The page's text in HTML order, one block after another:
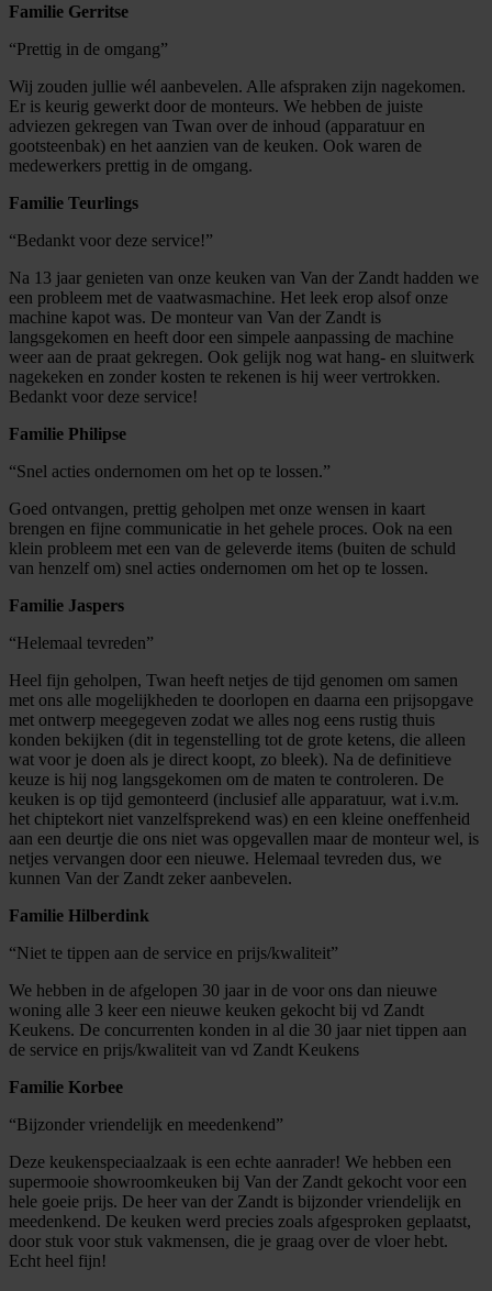
Familie Gerritse
“Prettig in de omgang”
Wij zouden jullie wél aanbevelen. Alle afspraken zijn nagekomen.
Er is keurig gewerkt door de monteurs. We hebben de juiste
adviezen gekregen van Twan over de inhoud (apparatuur en
gootsteenbak) en het aanzien van de keuken. Ook waren de
medewerkers prettig in de omgang.
Familie Teurlings
“Bedankt voor deze service!”
Na 13 jaar genieten van onze keuken van Van der Zandt hadden we
een probleem met de vaatwasmachine. Het leek erop alsof onze
machine kapot was. De monteur van Van der Zandt is
langsgekomen en heeft door een simpele aanpassing de machine
weer aan de praat gekregen. Ook gelijk nog wat hang- en sluitwerk
nagekeken en zonder kosten te rekenen is hij weer vertrokken.
Bedankt voor deze service!
Familie Philipse
“Snel acties ondernomen om het op te lossen.”
Goed ontvangen, prettig geholpen met onze wensen in kaart
brengen en fijne communicatie in het gehele proces. Ook na een
klein probleem met een van de geleverde items (buiten de schuld
van henzelf om) snel acties ondernomen om het op te lossen.
Familie Jaspers
“Helemaal tevreden”
Heel fijn geholpen, Twan heeft netjes de tijd genomen om samen
met ons alle mogelijkheden te doorlopen en daarna een prijsopgave
met ontwerp meegegeven zodat we alles nog eens rustig thuis
konden bekijken (dit in tegenstelling tot de grote ketens, die alleen
wat voor je doen als je direct koopt, zo bleek). Na de definitieve
keuze is hij nog langsgekomen om de maten te controleren. De
keuken is op tijd gemonteerd (inclusief alle apparatuur, wat i.v.m.
het chiptekort niet vanzelfsprekend was) en een kleine oneffenheid
aan een deurtje die ons niet was opgevallen maar de monteur wel, is
netjes vervangen door een nieuwe. Helemaal tevreden dus, we
kunnen Van der Zandt zeker aanbevelen.
Familie Hilberdink
“Niet te tippen aan de service en prijs/kwaliteit”
We hebben in de afgelopen 30 jaar in de voor ons dan nieuwe
woning alle 3 keer een nieuwe keuken gekocht bij vd Zandt
Keukens. De concurrenten konden in al die 30 jaar niet tippen aan
de service en prijs/kwaliteit van vd Zandt Keukens
Familie Korbee
“Bijzonder vriendelijk en meedenkend”
Deze keukenspeciaalzaak is een echte aanrader! We hebben een
supermooie showroomkeuken bij Van der Zandt gekocht voor een
hele goeie prijs. De heer van der Zandt is bijzonder vriendelijk en
meedenkend. De keuken werd precies zoals afgesproken geplaatst,
door stuk voor stuk vakmensen, die je graag over de vloer hebt.
Echt heel fijn!